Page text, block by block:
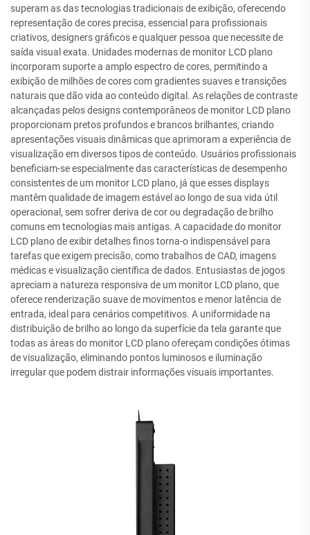
superam as das tecnologias tradicionais de exibição, oferecendo
representação de cores precisa, essencial para profissionais
criativos, designers gráficos e qualquer pessoa que necessite de
saída visual exata. Unidades modernas de monitor LCD plano
incorporam suporte a amplo espectro de cores, permitindo a
exibição de milhões de cores com gradientes suaves e transições
naturais que dão vida ao conteúdo digital. As relações de contraste
alcançadas pelos designs contemporâneos de monitor LCD plano
proporcionam pretos profundos e brancos brilhantes, criando
apresentações visuais dinâmicas que aprimoram a experiência de
visualização em diversos tipos de conteúdo. Usuários profissionais
beneficiam-se especialmente das características de desempenho
consistentes de um monitor LCD plano, já que esses displays
mantêm qualidade de imagem estável ao longo de sua vida útil
operacional, sem sofrer deriva de cor ou degradação de brilho
comuns em tecnologias mais antigas. A capacidade do monitor
LCD plano de exibir detalhes finos torna-o indispensável para
tarefas que exigem precisão, como trabalhos de CAD, imagens
médicas e visualização científica de dados. Entusiastas de jogos
apreciam a natureza responsiva de um monitor LCD plano, que
oferece renderização suave de movimentos e menor latência de
entrada, ideal para cenários competitivos. A uniformidade na
distribuição de brilho ao longo da superfície da tela garante que
todas as áreas do monitor LCD plano ofereçam condições ótimas
de visualização, eliminando pontos luminosos e iluminação
irregular que podem distrair informações visuais importantes.